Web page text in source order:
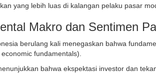
yang lebih luas di kalangan pelaku pasar
Makro dan Sentimen
berulang kali menegaskan bahwa
fundamentals).
bahwa ekspektasi investor dan